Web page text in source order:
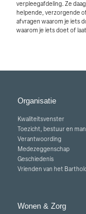
verpleegafdeling. Ze
helpende, verzorgende
afvragen waarom je iets
waarom je iets doet of
Organisatie
Kwaliteitsvenster
Toezicht, bestuur en
Verantwoording
Medezeggenschap
Geschiedenis
Vrienden van het
Wonen & Zorg